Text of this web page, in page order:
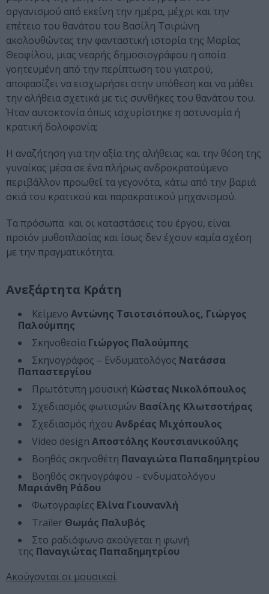
οργανισμού από εκείνη την ημέρα, μέχρι και την
επέτειο του θανάτου του Βασίλη Τσιρώνη
ακολουθώντας την φανταστική ιστορία της Μαρίας
Θεοφίλου, μιας νεαρής δημοσιογράφου η οποία
γοητευμένη από την περίπτωση του γιατρού,
αποφασίζει να εισχωρήσει στην υπόθεση και να μάθει
την αλήθεια σχετικά με τις συνθήκες του θανάτου του.
Ήταν αυτοκτονία όπως ισχυρίστηκε η αστυνομία ή
κρατική δολοφονία;
Η αναζήτηση για την αξία της αλήθειας και την θέση της
γυναίκας μέσα σε ένα πλήρως ανδροκρατούμενο
περιβάλλον προωθεί τα γεγονότα, κάτω από την βαριά
σκιά του κρατικού και παρακρατικού μηχανισμού.
Τα πρόσωπα και οι καταστάσεις του έργου, είναι
προϊόν μυθοπλασίας και ίσως δεν έχουν καμία σχέση
με την πραγματικότητα.
Ανεξάρτητα Κράτη
Κείμενο Αντώνης Τσιοτσιόπουλος, Γιώργος
Παλούμπης
Σκηνοθεσία Γιώργος Παλούμπης
Σκηνογράφος – Ενδυματολόγος Νατάσσα
Παπαστεργίου
Πρωτότυπη μουσική Κώστας Νικολόπουλος
Σχεδιασμός φωτισμών Βασίλης Κλωτσοτήρας
Σχεδιασμός ήχου Ανδρέας Μιχόπουλος
Video design Αποστόλης Κουτσιανικούλης
Βοηθός σκηνοθέτη Παναγιώτα Παπαδημητρίου
Βοηθός σκηνογράφου – ενδυματολόγου
Μαριάνθη Ράδου
Φωτογραφίες Ελίνα Γιουνανλή
Trailer Θωμάς Παλυβός
Στο ραδιόφωνο ακούγεται η φωνή
της Παναγιώτας Παπαδημητρίου
Ακούγονται οι μουσικοί